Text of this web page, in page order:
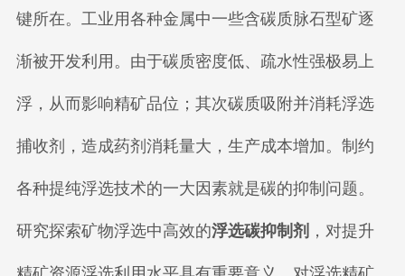
键所在。工业用各种金属中一些含碳质脉石型矿逐
渐被开发利用。由于碳质密度低、疏水性强极易上
浮，从而影响精矿品位；其次碳质吸附并消耗浮选
捕收剂，造成药剂消耗量大，生产成本增加。制约
各种提纯浮选技术的一大因素就是碳的抑制问题。
研究探索矿物浮选中高效的浮选碳抑制剂 ，对提升